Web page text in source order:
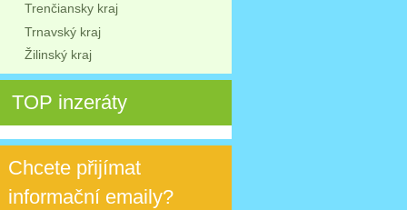
Trenčiansky kraj
Trnavský kraj
Žilinský kraj
TOP inzeráty
Chcete přijímat
informační emaily?